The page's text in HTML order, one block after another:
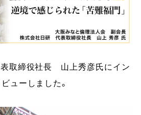
取締役社長 山上秀彦氏にイン
ビューしました。